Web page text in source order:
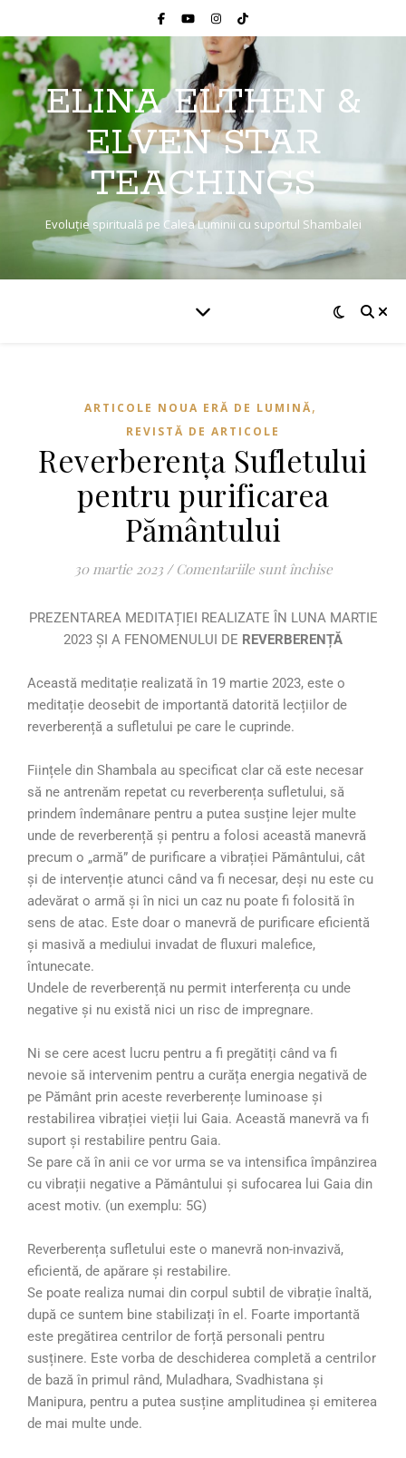
ELINA ELTHEN &
ELVEN STAR
TEACHINGS
Evoluție spirituală pe Calea Luminii cu suportul Shambalei
ARTICOLE NOUA ERĂ DE LUMINĂ,
REVISTĂ DE ARTICOLE
Reverberența Sufletului
pentru purificarea
Pământului
30 martie 2023 / Comentariile sunt închise
PREZENTAREA MEDITAȚIEI REALIZATE ÎN LUNA MARTIE
2023 ȘI A FENOMENULUI DE REVERBERENȚĂ
Această meditație realizată în 19 martie 2023, este o
meditație deosebit de importantă datorită lecțiilor de
reverberență a sufletului pe care le cuprinde.
Ființele din Shambala au specificat clar că este necesar
să ne antrenăm repetat cu reverberența sufletului, să
prindem îndemânare pentru a putea susține lejer multe
unde de reverberență și pentru a folosi această manevră
precum o „armă” de purificare a vibrației Pământului, cât
și de intervenție atunci când va fi necesar, deși nu este cu
adevărat o armă și în nici un caz nu poate fi folosită în
sens de atac. Este doar o manevră de purificare eficientă
și masivă a mediului invadat de fluxuri malefice,
întunecate.
Undele de reverberență nu permit interferența cu unde
negative și nu există nici un risc de impregnare.
Ni se cere acest lucru pentru a fi pregătiți când va fi
nevoie să intervenim pentru a curăța energia negativă de
pe Pământ prin aceste reverberențe luminoase și
restabilirea vibrației vieții lui Gaia. Această manevră va fi
suport și restabilire pentru Gaia.
Se pare că în anii ce vor urma se va intensifica împânzirea
cu vibrații negative a Pământului și sufocarea lui Gaia din
acest motiv. (un exemplu: 5G)
Reverberența sufletului este o manevră non-invazivă,
eficientă, de apărare și restabilire.
Se poate realiza numai din corpul subtil de vibrație înaltă,
după ce suntem bine stabilizați în el. Foarte importantă
este pregătirea centrilor de forță personali pentru
susținere. Este vorba de deschiderea completă a centrilor
de bază în primul rând, Muladhara, Svadhistana și
Manipura, pentru a putea susține amplitudinea și emiterea
de mai multe unde.